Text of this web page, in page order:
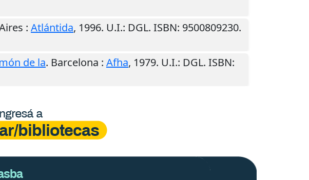
: Atlántida, 1996. U.I.: DGL. ISBN: 9500809230.
de la. Barcelona : Afha, 1979. U.I.: DGL. ISBN: